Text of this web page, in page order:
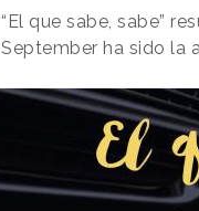
“El que sabe, sabe”
September ha sido la